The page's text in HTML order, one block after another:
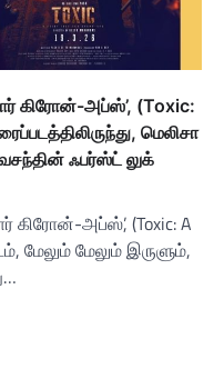
கிரோன்-அப்ஸ்’, (Toxic:
மெலிசா
ஃபர்ஸ்ட் லுக்
கிரோன்-அப்ஸ்’, (Toxic: A
மேலும் மேலும் இருளும்,